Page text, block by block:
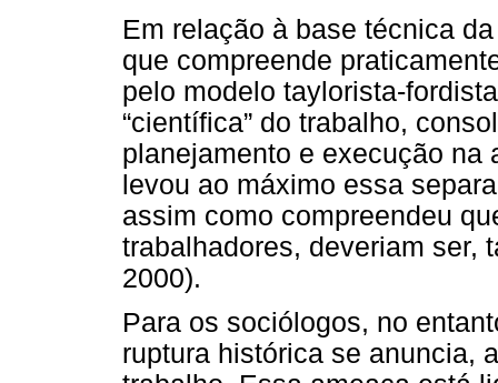
Em relação à base técnica
que compreende
pelo modelo taylorista-
“científica” do trabalho,
planejamento e execução na
levou ao máximo essa
assim como compreendeu
trabalhadores, deveriam ser,
2000).
Para os sociólogos, no
ruptura histórica se anuncia,